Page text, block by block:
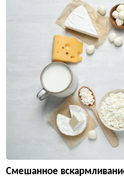
Смешанное